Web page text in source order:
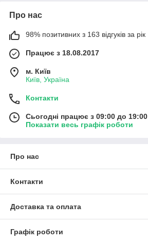
Про нас
98% позитивних з 163 відгуків за рік
Працює з 18.08.2017
м. Київ
Київ, Україна
Контакти
Сьогодні працює з 09:00 до 19:00
Показати весь графік роботи
Про нас
Контакти
Доставка та оплата
Графік роботи